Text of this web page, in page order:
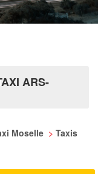
ARS-
Moselle > Taxis